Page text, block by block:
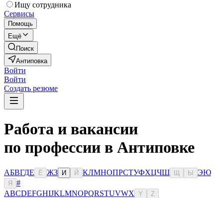
Ищу сотрудника
Сервисы
Помощь
Ещё
Поиск
Антиповка
Войти
Войти
Создать резюме
Работа и вакансии
по профессии в Антиповке
АБВГДЕ Ё ЖЗ И Й КЛМНОПРСТУФХЦЧШ Ы ЭЮ
Я
#
ABCDEFGHIJKLMNOPQRSTUVWX Y Z